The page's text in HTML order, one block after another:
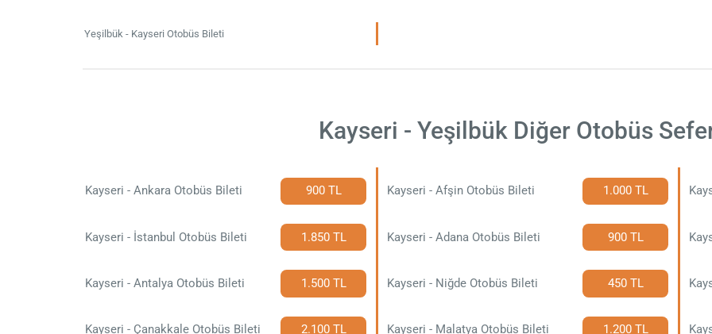
Yeşilbük - Kayseri Otobüs Bileti
Kayseri - Yeşilbük Diğer Otobüs
Kayseri - Ankara Otobüs Bileti 900 TL Kayseri - Afşin Otobüs Bileti 1.000 TL
Kayseri - İstanbul Otobüs Bileti 1.850 TL Kayseri - Adana Otobüs Bileti 900 TL
Kayseri - Antalya Otobüs Bileti 1.500 TL Kayseri - Niğde Otobüs Bileti 450 TL
Kayseri - Çanakkale Otobüs Bileti 2.100 TL Kayseri - Malatya Otobüs Bileti 1.200 TL